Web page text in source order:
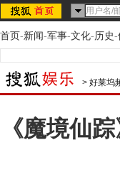
首页-新闻-军事-文化-历史-
> 好莱坞
《魔境仙